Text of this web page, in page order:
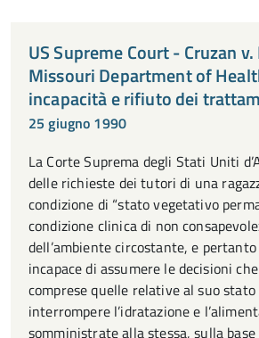
US Supreme Court - Cruzan
Missouri Department of
incapacità e rifiuto dei
25 giugno 1990
La Corte Suprema degli Stati Uniti
delle richieste dei tutori di una
condizione di “stato vegetativo
condizione clinica di non
dell’ambiente circostante, e
incapace di assumere le decisioni
comprese quelle relative al suo
interrompere l’idratazione e
somministrate alla stessa, sulla base